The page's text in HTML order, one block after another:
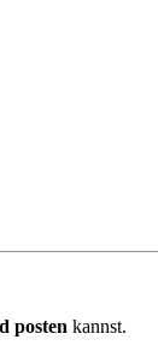
posten kannst.